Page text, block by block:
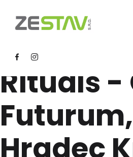
Pobočka
Rituals -
Futurum,
Hradec